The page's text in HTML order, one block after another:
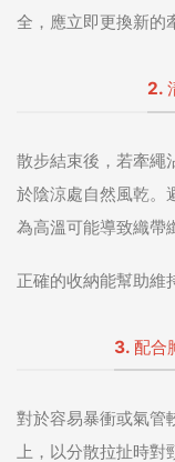
全，應立即更換新的
2.
散步結束後，若牽繩
於陰涼處自然風乾。
為高溫可能導致織帶
正確的收納能幫助維
3. 配合
對於容易暴衝或氣管
上，以分散拉扯時對